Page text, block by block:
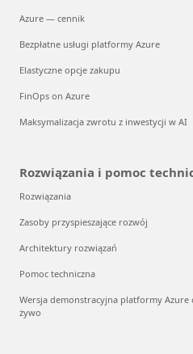
Azure — cennik
Bezpłatne usługi platformy Azure
Elastyczne opcje zakupu
FinOps on Azure
Maksymalizacja zwrotu z inwestycji w AI
Rozwiązania i pomoc
Rozwiązania
Zasoby przyspieszające rozwój
Architektury rozwiązań
Pomoc techniczna
Wersja demonstracyjna platformy
żywo